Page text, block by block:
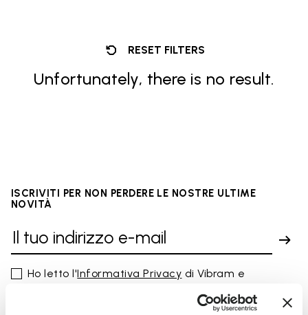
RESET FILTERS
Unfortunately, there is no result.
ISCRIVITI PER NON PERDERE LE NOSTRE ULTIME
NOVITÀ
Ho letto l'Informativa Privacy di Vibram e
per ricevere comunicazioni personalizzate